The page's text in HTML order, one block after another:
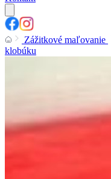
Zážitkové maľovanie
klobúku